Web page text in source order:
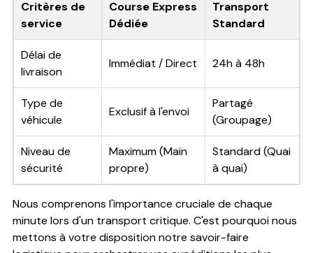
Critères de
service
Course Express
Dédiée
Transport
Standard
Délai de
livraison
Immédiat / Direct 24h à 48h
Type de
véhicule
Exclusif à l'envoi
Partagé
(Groupage)
Niveau de
sécurité
Maximum (Main
propre)
Standard (Quai
à quai)
Nous comprenons l'importance cruciale de chaque
minute lors d'un transport critique. C'est pourquoi nous
mettons à votre disposition notre savoir-faire